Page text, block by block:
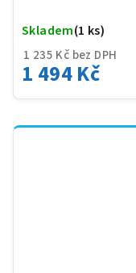
1 235 Kč bez DPH
1 494 Kč
Skladem(1 ks)